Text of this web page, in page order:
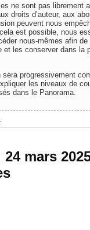
ne sont pas librement
droits d’auteur, aux
peuvent nous
est possible, nous
nous-mêmes afin de
et les conserver dans la
progressivement
les niveaux de
dans le Panorama.
24 mars